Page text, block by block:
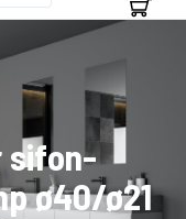
sifon-
ø40/ø21